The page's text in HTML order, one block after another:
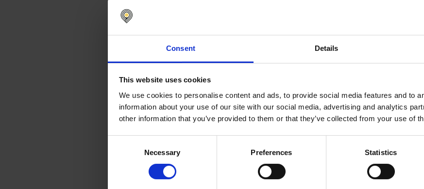
Consent Details
This website uses cookies
We use cookies to personalise content and ads, to provide social media features and to
information about your use of our site with our social media, advertising and analytics
other information that you’ve provided to them or that they’ve collected from your use of
Necessary Preferences Statistics
Prosecom ist ein vertrauenswürdiger Partner für Cybersecurity und
unterstützt Organisationen dabei, ihre Sicherheit zu stärken,
erfüllen und operative Resilienz in zunehmend komplexen digitalen
Governance und Risikomanagement mit praktischer Erfahrung aus
Organisationen in Finanzdienstleistungen, Technologie und anderen
Durch die Kombination aus strategischer Beratung und praxisnaher
Prosecom nachhaltiges Vertrauen bei Kunden, Partnern und
Zusammenarbeit mit Nomentia stärkt Prosecoms Fähigkeit,
Ökosystem zu unterstützen.
Über Nomentia
Als europäischer Marktführer für Treasury- und Cash-Management-